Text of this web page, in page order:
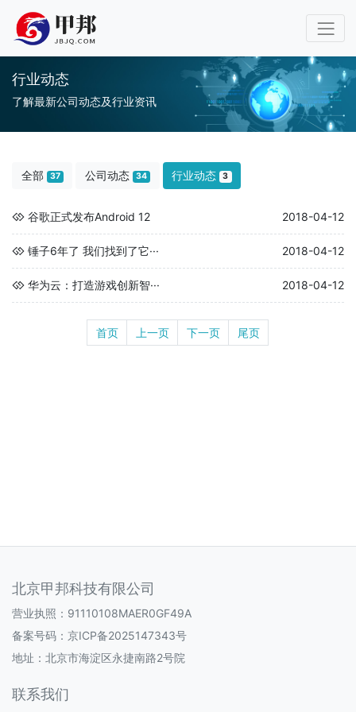
行业动态
了解最新公司动态及行业资讯
全部 37 公司动态 34 行业动态 3
谷歌正式发布Android 12 2018-04-12
锤子6年了 我们找到了它··· 2018-04-12
华为云：打造游戏创新智··· 2018-04-12
首页 上一页 下一页 尾页
北京甲邦科技有限公司
营业执照：91110108MAER0GF49A
备案号码： 京ICP备2025147343号
地址：北京市海淀区永捷南路2号院
联系我们